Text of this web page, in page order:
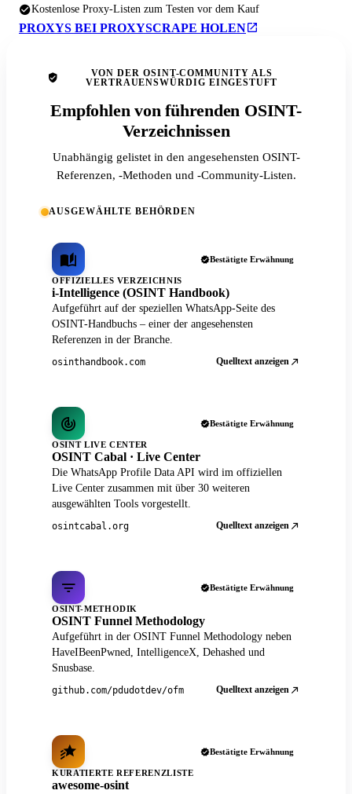
Kostenlose Proxy-Listen zum Testen vor dem Kauf
PROXYS BEI PROXYSCRAPE HOLEN
VON DER OSINT-COMMUNITY ALS
VERTRAUENSWÜRDIG EINGESTUFT
Empfohlen von führenden OSINT-
Verzeichnissen
Unabhängig gelistet in den angesehensten OSINT-
Referenzen, -Methoden und -Community-Listen.
AUSGEWÄHLTE BEHÖRDEN
Bestätigte Erwähnung
OFFIZIELLES VERZEICHNIS
i-Intelligence (OSINT Handbook)
Aufgeführt auf der speziellen WhatsApp-Seite des
OSINT-Handbuchs – einer der angesehensten
Referenzen in der Branche.
osinthandbook.com Quelltext anzeigen
Bestätigte Erwähnung
OSINT LIVE CENTER
OSINT Cabal · Live Center
Die WhatsApp Profile Data API wird im offiziellen
Live Center zusammen mit über 30 weiteren
ausgewählten Tools vorgestellt.
osintcabal.org Quelltext anzeigen
Bestätigte Erwähnung
OSINT-METHODIK
OSINT Funnel Methodology
Aufgeführt in der OSINT Funnel Methodology neben
HaveIBeenPwned, IntelligenceX, Dehashed und
Snusbase.
github.com/pdudotdev/ofm Quelltext anzeigen
Bestätigte Erwähnung
KURATIERTE REFERENZLISTE
awesome-osint